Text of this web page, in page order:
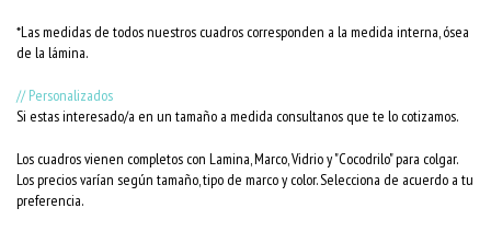
*Las medidas de todos nuestros cuadros corresponden a la medida interna, ósea
de la lámina.
// Personalizados
Si estas interesado/a en un tamaño a medida consultanos que te lo cotizamos.
Los cuadros vienen completos con Lamina, Marco, Vidrio y "Cocodrilo" para colgar.
Los precios varían según tamaño, tipo de marco y color. Selecciona de acuerdo a tu
preferencia.